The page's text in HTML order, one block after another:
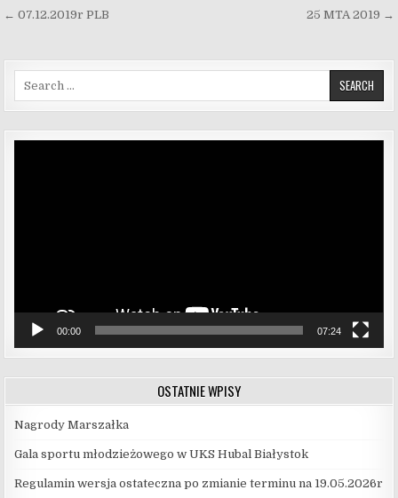
Nawigacja wpisu 25 MTA 2019 →
← 07.12.2019r PLB
Search for:
00:00 07:24
OSTATNIE WPISY
Nagrody Marszałka
Gala sportu młodzieżowego w UKS Hubal Białystok
Regulamin wersja ostateczna po zmianie terminu na 19.05.2026r